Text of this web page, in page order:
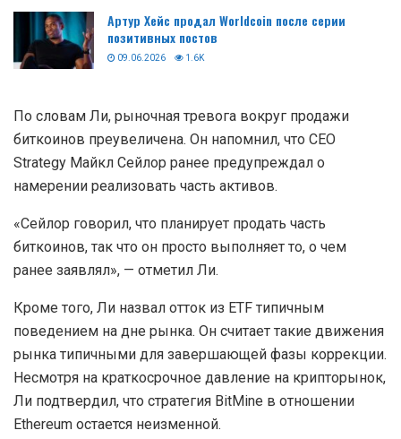
Артур Хейс продал Worldcoin после серии
позитивных постов
09.06.2026 1.6K
По словам Ли, рыночная тревога вокруг продажи
биткоинов преувеличена. Он напомнил, что CEO
Strategy Майкл Сейлор ранее предупреждал о
намерении реализовать часть активов.
«Сейлор говорил, что планирует продать часть
биткоинов, так что он просто выполняет то, о чем
ранее заявлял», — отметил Ли.
Кроме того, Ли назвал отток из ETF типичным
поведением на дне рынка. Он считает такие движения
рынка типичными для завершающей фазы коррекции.
Несмотря на краткосрочное давление на крипторынок,
Ли подтвердил, что стратегия BitMine в отношении
Ethereum остается неизменной.